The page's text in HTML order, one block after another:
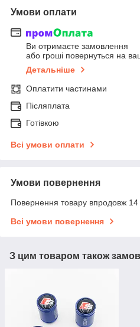
Умови оплати
Ви отримаєте замовлення
або гроші повернуться на
Детальніше
Оплатити частинами
Післяплата
Готівкою
Всі умови оплати
Умови повернення
Повернення товару впродовж 14
Всі умови повернення
З цим товаром також